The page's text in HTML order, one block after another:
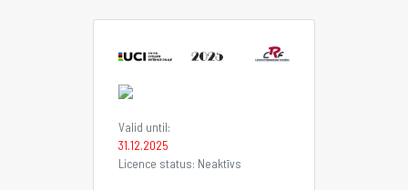
Valid until:
31.12.2025
Licence status: Neaktīvs